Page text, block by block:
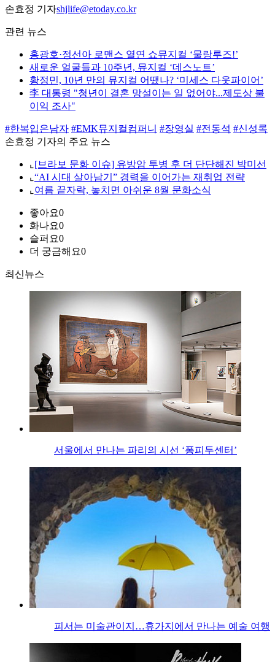
손효정 기자shjlife@etoday.co.kr
관련 뉴스
홍광호·정선아 로맨스 열연 쇼뮤지컬 ‘물랑루즈!’
새로운 얼굴들과 10주년, 뮤지컬 ‘데스노트’
황정민, 10년 만의 뮤지컬 어땠나? ‘미세스 다웃파이어’
李 대통령 "청년이 결혼 망설이는 일 없어야...제도상 불
이익 조사"
#한복입은남자 #EMK뮤지컬컴퍼니 #장영실 #전동석 #신성록
손효정 기자의 주요 뉴스
⌞ [브라보 문화 이슈] 유방암 투병 후 더 단단해진 박미선
⌞ “AI 시대 살아남기” 경력을 이어가는 재취업 전략
⌞ 여름 끝자락, 놓치면 아쉬운 8월 문화소식
좋아요0
화나요0
슬퍼요0
더 궁금해요0
최신뉴스
서울에서 만나는 파리의 시선 ‘퐁피두센터’
피서는 미술관이지…휴가지에서 만나는 예술 여행